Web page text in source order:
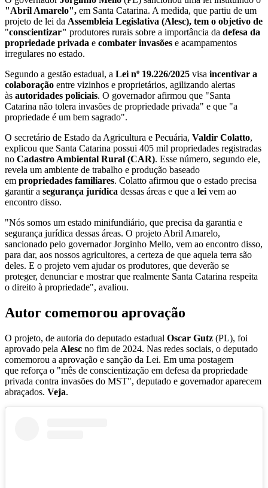
"Abril Amarelo", em Santa Catarina. A medida, que partiu de um
projeto de lei da Assembleia Legislativa (Alesc), tem o objetivo de
"conscientizar" produtores rurais sobre a importância da defesa da
propriedade privada e combater invasões e acampamentos
irregulares no estado.
Segundo a gestão estadual, a Lei nº 19.226/2025 visa incentivar a
colaboração entre vizinhos e proprietários, agilizando alertas
às autoridades policiais. O governador afirmou que "Santa
Catarina não tolera invasões de propriedade privada" e que "a
propriedade é um bem sagrado".
O secretário de Estado da Agricultura e Pecuária, Valdir Colatto,
explicou que Santa Catarina possui 405 mil propriedades registradas
no Cadastro Ambiental Rural (CAR). Esse número, segundo ele,
revela um ambiente de trabalho e produção baseado
em propriedades familiares. Colatto afirmou que o estado precisa
garantir a segurança jurídica dessas áreas e que a lei vem ao
encontro disso.
"Nós somos um estado minifundiário, que precisa da garantia e
segurança jurídica dessas áreas. O projeto Abril Amarelo,
sancionado pelo governador Jorginho Mello, vem ao encontro disso,
para dar, aos nossos agricultores, a certeza de que aquela terra são
deles. E o projeto vem ajudar os produtores, que deverão se
proteger, denunciar e mostrar que realmente Santa Catarina respeita
o direito à propriedade", avaliou.
Autor comemorou aprovação
O projeto, de autoria do deputado estadual Oscar Gutz (PL), foi
aprovado pela Alesc no fim de 2024. Nas redes sociais, o deputado
comemorou a aprovação e sanção da Lei. Em uma postagem
que reforça o "mês de conscientização em defesa da propriedade
privada contra invasões do MST", deputado e governador aparecem
abraçados. Veja.